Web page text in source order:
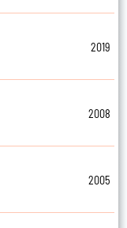
2019
2008
2005